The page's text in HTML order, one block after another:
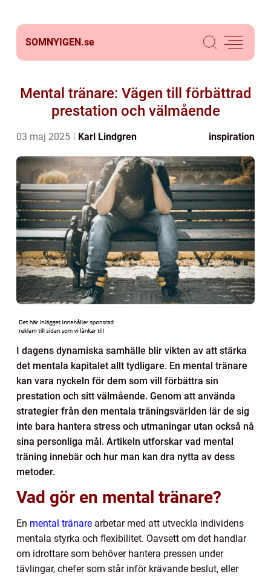
SOMNYIGEN.se
Mental tränare: Vägen till förbättrad
prestation och välmående
03 maj 2025 Karl Lindgren inspiration
I dagens dynamiska samhälle blir vikten av att stärka
det mentala kapitalet allt tydligare. En mental tränare
kan vara nyckeln för dem som vill förbättra sin
prestation och sitt välmående. Genom att använda
strategier från den mentala träningsvärlden lär de sig
inte bara hantera stress och utmaningar utan också nå
sina personliga mål. Artikeln utforskar vad mental
träning innebär och hur man kan dra nytta av dess
metoder.
Vad gör en mental tränare?
En mental tränare arbetar med att utveckla individens
mentala styrka och flexibilitet. Oavsett om det handlar
om idrottare som behöver hantera pressen under
tävlingar, chefer som står inför krävande beslut, eller